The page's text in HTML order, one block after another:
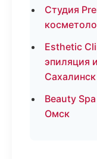
Студия
Esthetic
эпиляция
Сахалинск
Beauty
Омск